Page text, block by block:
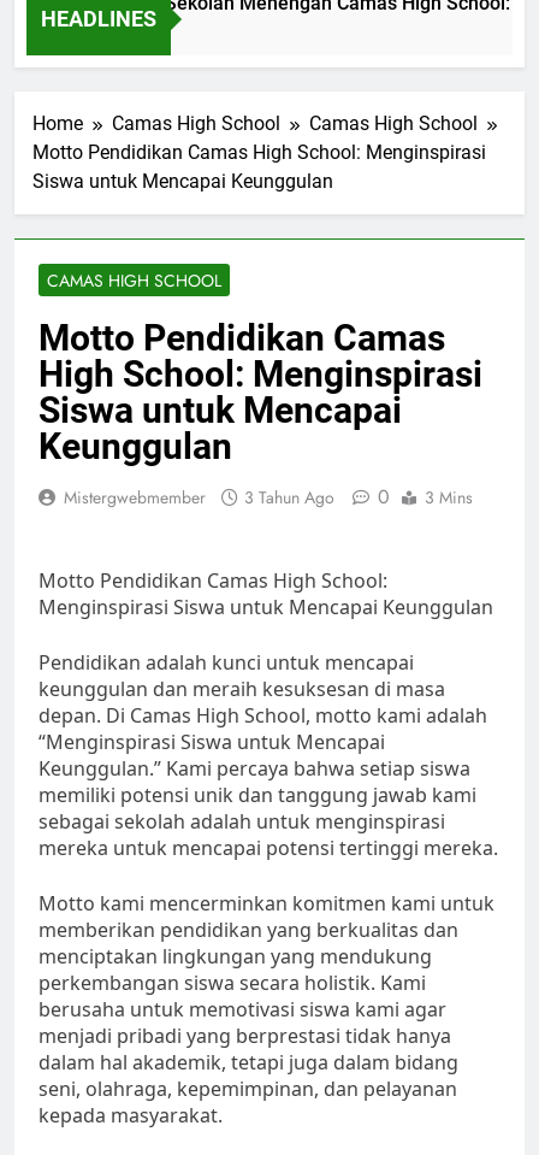
HEADLINES
Home Camas High School
Camas High School
Motto Pendidikan Camas High School: Menginspirasi
Siswa untuk Mencapai Keunggulan
CAMAS HIGH SCHOOL
Motto Pendidikan Camas
High School: Menginspirasi
Siswa untuk Mencapai
Keunggulan
Mistergwebmember 3 Tahun Ago 0 3 Mins
Motto Pendidikan Camas High School:
Menginspirasi Siswa untuk Mencapai Keunggulan
Pendidikan adalah kunci untuk mencapai
keunggulan dan meraih kesuksesan di masa
depan. Di Camas High School, motto kami adalah
“Menginspirasi Siswa untuk Mencapai
Keunggulan.” Kami percaya bahwa setiap siswa
memiliki potensi unik dan tanggung jawab kami
sebagai sekolah adalah untuk menginspirasi
mereka untuk mencapai potensi tertinggi mereka.
Motto kami mencerminkan komitmen kami untuk
memberikan pendidikan yang berkualitas dan
menciptakan lingkungan yang mendukung
perkembangan siswa secara holistik. Kami
berusaha untuk memotivasi siswa kami agar
menjadi pribadi yang berprestasi tidak hanya
dalam hal akademik, tetapi juga dalam bidang
seni, olahraga, kepemimpinan, dan pelayanan
kepada masyarakat.